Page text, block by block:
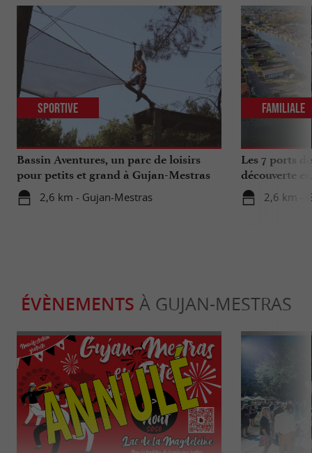
Bassin Aventures, un parc de loisirs
pour petits et grand à Gujan-Mestras
2,6 km - Gujan-Mestras
Sportive
Les 7 ports
découverte
2,6 km -
Familiale
ÉVÈNEMENTS À GUJAN-MESTRAS